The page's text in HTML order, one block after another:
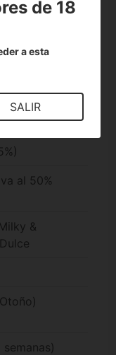
al 50%
&
de 18
a esta
SALIR